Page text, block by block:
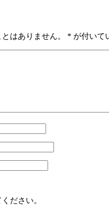
はありません。 * が付いて
ださい。